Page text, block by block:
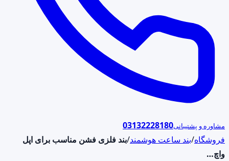
مشاوره و پشتیبانی03132228180
فروشگاه/بند ساعت هوشمند/بند فلزی فشن مناسب برای اپل
واچ…